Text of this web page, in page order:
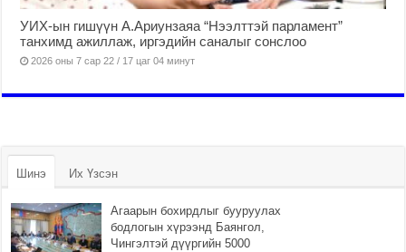
УИХ-ын гишүүн А.Ариунзаяа “Нээлттэй парламент”
танхимд ажиллаж, иргэдийн саналыг сонслоо
2026 оны 7 сар 22 / 17 цаг 04 минут
Шинэ Их Үзсэн
Агаарын бохирдлыг бууруулах
бодлогын хүрээнд Баянгол,
Чингэлтэй дүүргийн 5000